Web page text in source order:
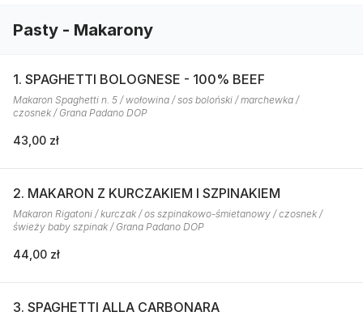
Pasty - Makarony
1. SPAGHETTI BOLOGNESE - 100% BEEF
Makaron Spaghetti n. 5 / wołowina / sos boloński / marchewka /
czosnek / Grana Padano DOP
43,00 zł
2. MAKARON Z KURCZAKIEM I SZPINAKIEM
Makaron Rigatoni / kurczak / os szpinakowo-śmietanowy / czosnek /
świeży baby szpinak / Grana Padano DOP
44,00 zł
3. SPAGHETTI ALLA CARBONARA